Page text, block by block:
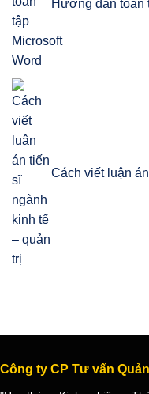
Hướng dẫn toàn
Cách viết luận
Công ty CP Tư vấn